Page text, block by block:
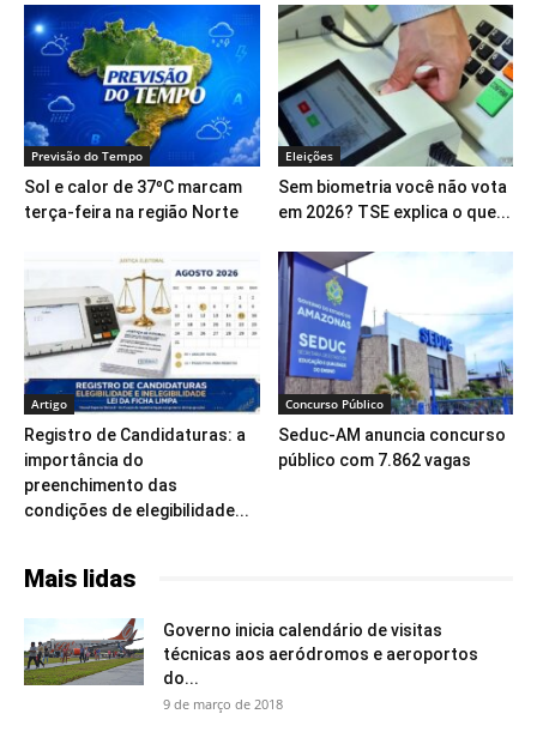
Previsão do Tempo
Sol e calor de 37ºC marcam
terça-feira na região Norte
Eleições
Sem biometria você não vota
em 2026? TSE explica o que...
Artigo
Registro de Candidaturas: a
importância do
preenchimento das
condições de elegibilidade...
Concurso Público
Seduc-AM anuncia concurso
público com 7.862 vagas
Mais lidas
Governo inicia calendário de visitas
técnicas aos aeródromos e aeroportos
do...
9 de março de 2018